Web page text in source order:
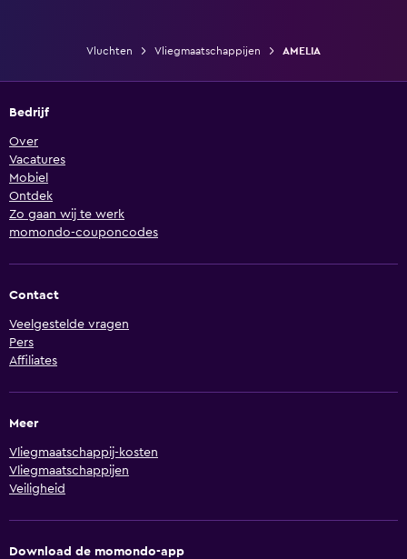
Vluchten Vliegmaatschappijen AMELIA
Bedrijf
Over
Vacatures
Mobiel
Ontdek
Zo gaan wij te werk
momondo-couponcodes
Contact
Veelgestelde vragen
Pers
Affiliates
Meer
Vliegmaatschappij-kosten
Vliegmaatschappijen
Veiligheid
Download de momondo-app